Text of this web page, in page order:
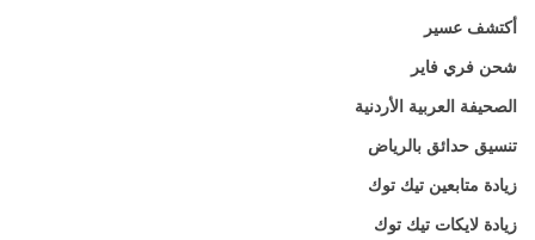
أكتشف عسير
شحن فري فاير
الصحيفة العربية الأردنية
تنسيق حدائق بالرياض
زيادة متابعين تيك توك
زيادة لايكات تيك توك